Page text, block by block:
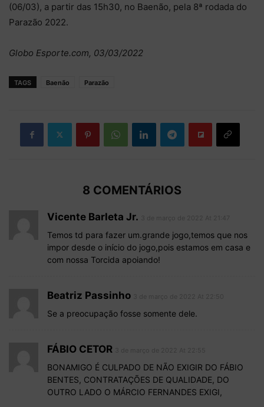
(06/03), a partir das 15h30, no Baenão, pela 8ª rodada do
Parazão 2022.
Globo Esporte.com, 03/03/2022
TAGS Baenão Parazão
8 COMENTÁRIOS
Vicente Barleta Jr.
Temos td para fazer um.grande jogo,temos que nos
impor desde o início do jogo,pois estamos em casa e
com nossa Torcida apoiando!
Beatriz Passinho
Se a preocupação fosse somente dele.
FÁBIO CETOR
BONAMIGO É CULPADO DE NÃO EXIGIR DO FÁBIO
BENTES, CONTRATAÇÕES DE QUALIDADE, DO
OUTRO LADO O MÁRCIO FERNANDES EXIGI,